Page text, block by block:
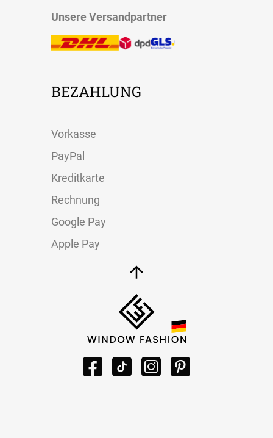
Unsere Versandpartner
BEZAHLUNG
Vorkasse
PayPal
Kreditkarte
Rechnung
Google Pay
Apple Pay